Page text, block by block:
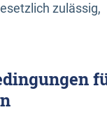
zulässig,